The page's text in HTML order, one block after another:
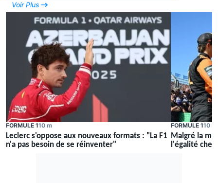
Voir Plus
FORMULE 110 m
Leclerc s'oppose aux nouveaux formats : "La F1
n'a pas besoin de se réinventer"
FORMULE 110 m
Malgré la
l'égalité